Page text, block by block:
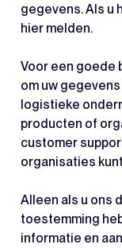
gegevens. Als u
hier melden.
Voor een goede
om uw
logistieke
producten of
customer
organisaties
Alleen als u ons
toestemming
informatie en